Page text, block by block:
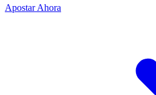
Apostar Ahora